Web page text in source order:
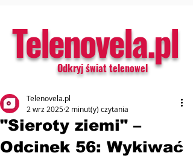
Telenovela.pl
Odkryj świat telenowel
"Sieroty ziemi" –
Odcinek 56: Wykiwać
Telenovela.pl
2 wrz 2025 2 minut(y) czytania